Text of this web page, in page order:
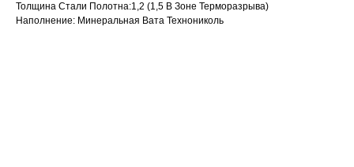
Толщина Стали Полотна:1,2 (1,5 В Зоне Терморазрыва)
Наполнение: Минеральная Вата Технониколь